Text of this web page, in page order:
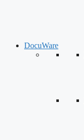
DocuWare